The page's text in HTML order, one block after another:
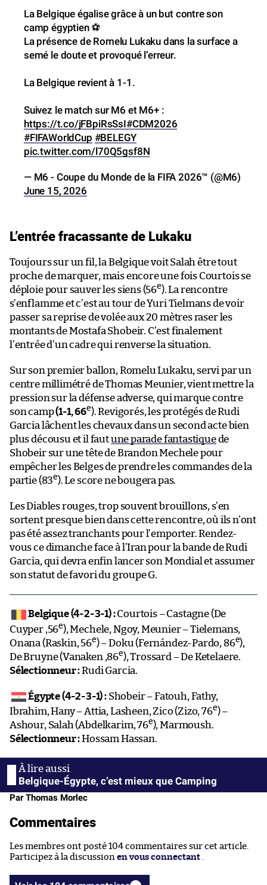
La Belgique égalise grâce à un but contre son
camp égyptien ⚽️
La présence de Romelu Lukaku dans la surface a
semé le doute et provoqué l’erreur.
La Belgique revient à 1-1.
Suivez le match sur M6 et M6+ :
https://t.co/jFBpiRsSsI#CDM2026
#FIFAWorldCup #BELEGY
pic.twitter.com/l70Q5gsf8N
— M6 - Coupe du Monde de la FIFA 2026™ (@M6)
June 15, 2026
L’entrée fracassante de Lukaku
Toujours sur un fil, la Belgique voit Salah être tout
proche de marquer, mais encore une fois Courtois se
déploie pour sauver les siens (56e). La rencontre
s’enflamme et c’est au tour de Yuri Tielmans de voir
passer sa reprise de volée aux 20 mètres raser les
montants de Mostafa Shobeir. C’est finalement
l’entrée d’un cadre qui renverse la situation.
Sur son premier ballon, Romelu Lukaku, servi par un
centre millimétré de Thomas Meunier, vient mettre la
pression sur la défense adverse, qui marque contre
son camp(1-1, 66e). Revigorés, les protégés de Rudi
Garcia lâchent les chevaux dans un second acte bien
plus décousu et il fautune parade fantastiquede
Shobeir sur une tête de Brandon Mechele pour
empêcher les Belges de prendre les commandes de la
partie (83e). Le score ne bougera pas.
Les Diables rouges, trop souvent brouillons, s’en
sortent presque bien dans cette rencontre, où ils n’ont
pas été assez tranchants pour l’emporter. Rendez-
vous ce dimanche face à l’Iran pour la bande de Rudi
Garcia, qui devra enfin lancer son Mondial et assumer
son statut de favori du groupe G.
Belgique (4-2-3-1) :Courtois – Castagne (De
Cuyper ,56e), Mechele, Ngoy, Meunier – Tielemans,
Onana (Raskin, 56e) – Doku (Fernández-Pardo, 86e),
De Bruyne (Vanaken ,86e), Trossard – De Ketelaere.
Sélectionneur :Rudi Garcia.
Égypte (4-2-3-1) :Shobeir – Fatouh, Fathy,
Ibrahim, Hany – Attia, Lasheen, Zico (Zizo, 76e) –
Ashour, Salah (Abdelkarim, 76e), Marmoush.
Sélectionneur :Hossam Hassan.
Belgique-Égypte, c’est mieux que Camping
Par Thomas Morlec
Commentaires
Les membres ont posté 104 commentaires sur cet article.
Participez à la discussion en vous connectant .